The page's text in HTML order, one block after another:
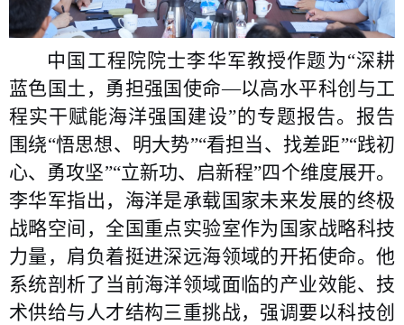
中国工程院院士李华军教授作题为“深耕
蓝色国土 ， 勇担强国使命—以高水平科创与工
程实干赋能海洋强国建设”的专题报告。报告
围绕“悟思想、明大势”“看担当、找差距”“践初
心、勇攻坚”“立新功、启新程”四个维度展开。
李华军指出，海洋是承载国家未来发展的终极
战略空间，全国重点实验室作为国家战略科技
力量，肩负着挺进深远海领域的开拓使命。他
系统剖析了当前海洋领域面临的产业效能、技
术供给与人才结构三重挑战，强调要以科技创